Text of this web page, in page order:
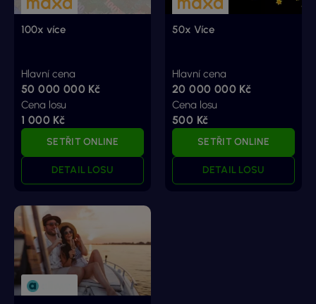
100x více
Hlavní cena
50 000 000 Kč
Cena losu
1 000 Kč
SETŘIT ONLINE
DETAIL LOSU
50x Více
Hlavní cena
20 000 000 Kč
Cena losu
500 Kč
SETŘIT ONLINE
DETAIL LOSU